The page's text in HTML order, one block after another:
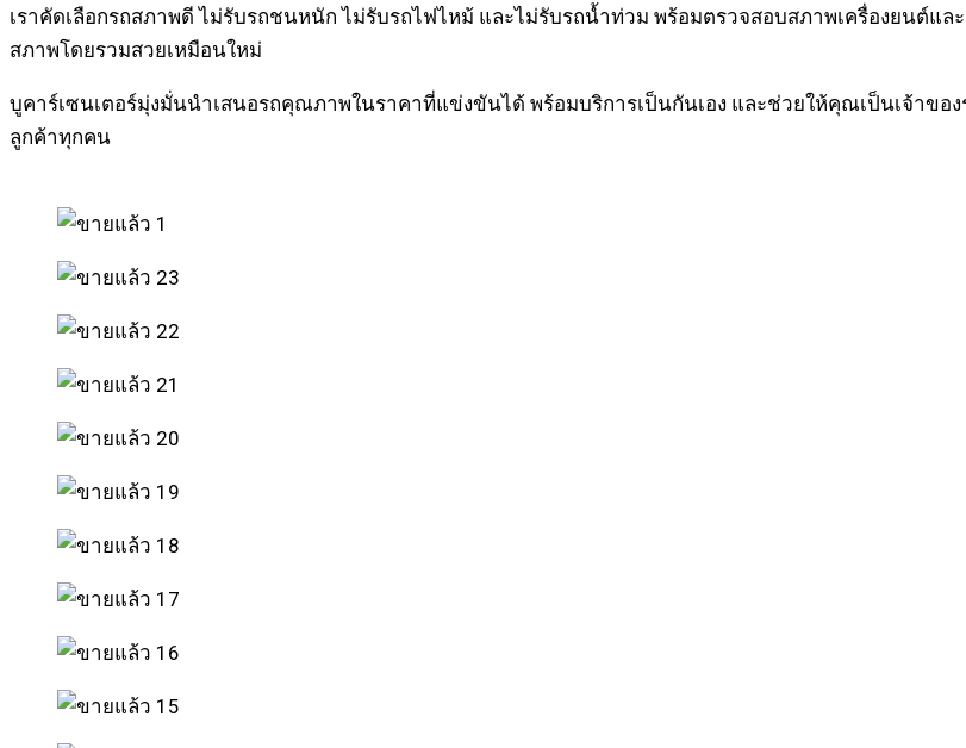
เราคัดเลือกรถสภาพดี ไม่รับรถชนหนัก ไม่รับรถไฟไหม้ และไม่รับรถน้ำท่วม พร้อมตรวจสอบสภาพเครื่องยนต์
สภาพโดยรวมสวยเหมือนใหม่
บูคาร์เซนเตอร์มุ่งมั่นนำเสนอรถคุณภาพในราคาที่แข่งขันได้ พร้อมบริการเป็นกันเอง และช่วยให้คุณเป็นเจ้าขอ
ลูกค้าทุกคน